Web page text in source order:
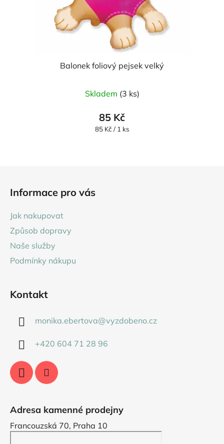
Balonek foliový pejsek velký
hodnocení
produktu
je
Skladem (3 ks)
85 Kč
Měrná
85 Kč / 1 ks
Informace pro vás
Jak nakupovat
Způsob dopravy
Naše služby
Podmínky nákupu
Kontakt
monika.ebertova@vyzdobeno.cz
+420 604 71 28 96
Adresa kamenné prodejny
Francouzská 70, Praha 10